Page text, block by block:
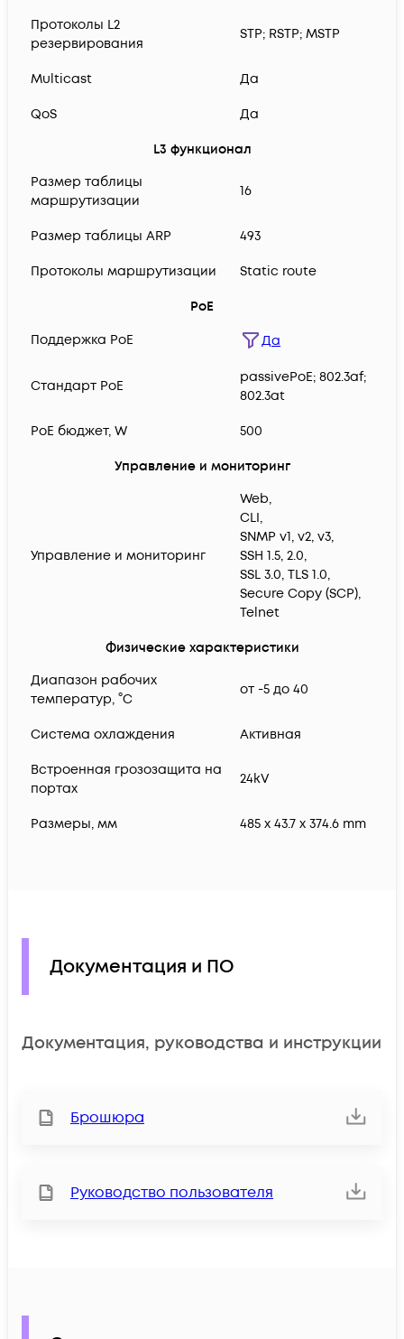
Протоколы L2
резервирования
STP; RSTP; MSTP
Multicast Да
QoS Да
L3 функционал
Размер таблицы
маршрутизации
16
Размер таблицы ARP 493
Протоколы маршрутизации Static route
PoE
Поддержка PoE
Да
Cтандарт PoE
passivePoE; 802.3af;
802.3at
PoE бюджет, W 500
Управление и мониторинг
Управление и мониторинг
Web,
CLI,
SNMP v1, v2, v3,
SSH 1.5, 2.0,
SSL 3.0, TLS 1.0,
Secure Copy (SCP),
Telnet
Физические характеристики
Диапазон рабочих
температур, °C
от -5 до 40
Система охлаждения Активная
Встроенная грозозащита на
портах
24kV
Размеры, мм 485 x 43.7 x 374.6 mm
Документация и ПО
Документация, руководства и инструкции
Брошюра
Руководство пользователя